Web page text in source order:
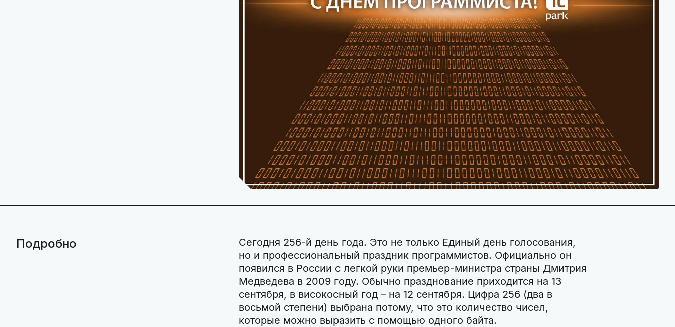
Подробно
Сегодня 256-й день года. Это не только Единый день голосования,
но и профессиональный праздник программистов. Официально он
появился в России с легкой руки премьер-министра страны Дмитрия
Медведева в 2009 году. Обычно празднование приходится на 13
сентября, в високосный год – на 12 сентября. Цифра 256 (два в
восьмой степени) выбрана потому, что это количество чисел,
которые можно выразить с помощью одного байта.